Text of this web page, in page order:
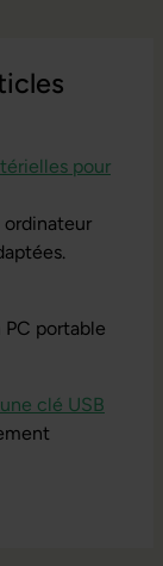
pour
portable
clé USB